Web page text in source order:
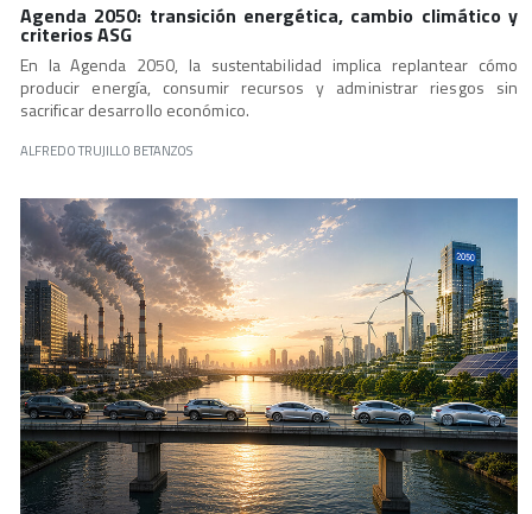
Agenda 2050: transición energética, cambio climático y
criterios ASG
En la Agenda 2050, la sustentabilidad implica replantear cómo
producir energía, consumir recursos y administrar riesgos sin
sacrificar desarrollo económico.
ALFREDO TRUJILLO BETANZOS